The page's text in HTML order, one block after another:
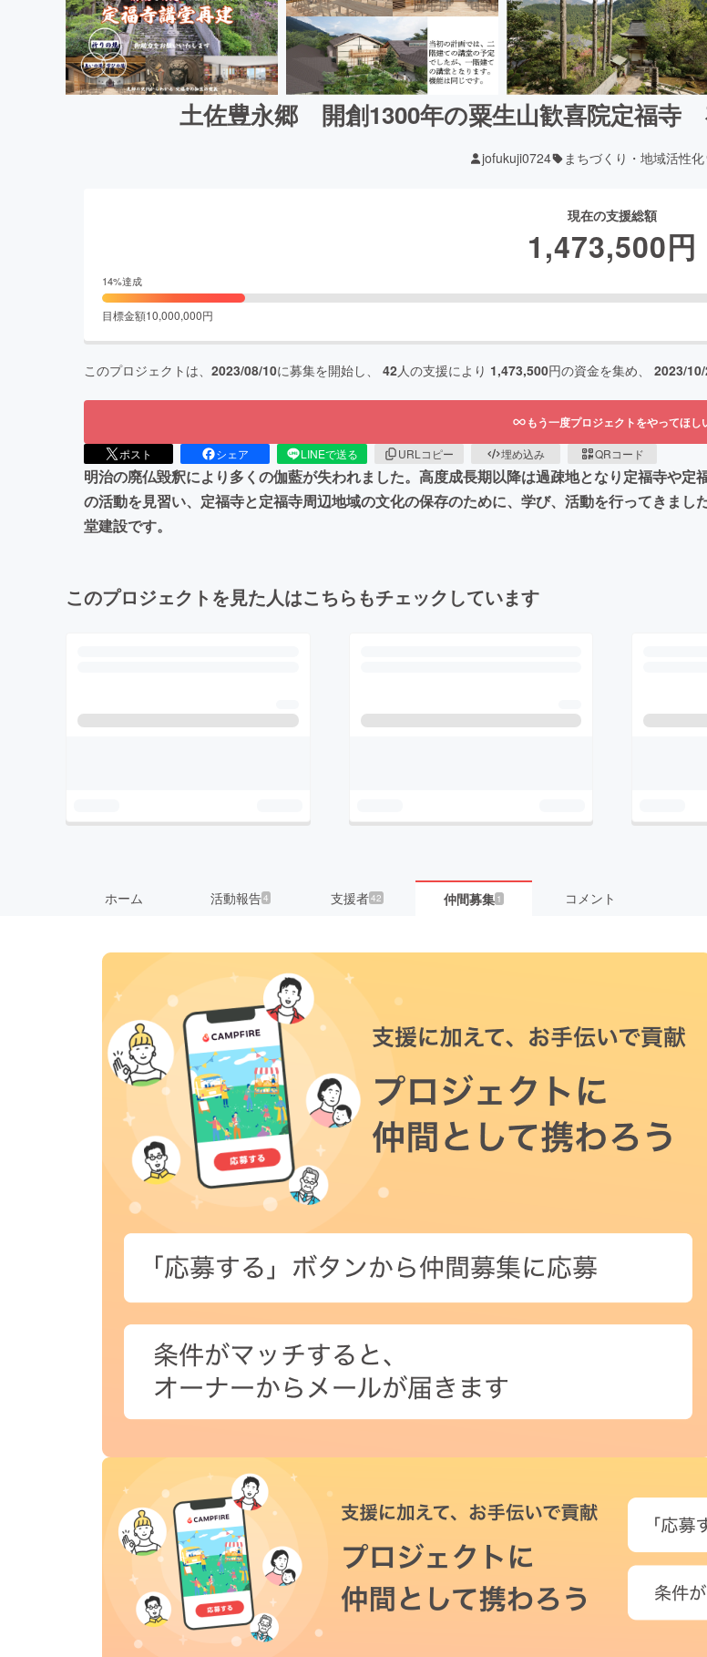
土佐豊永郷 開創1300年の粟生山歓喜院定福寺
jofukuji0724 まちづくり・地域活性化
現在の支援総額
1,473,500円
14%達成
目標金額10,000,000円
このプロジェクトは、 2023/08/10に募集を開始し、 42人の支援により 1,473,500円の資金を集め、 2023/
もう一度プロジェクトをやってほし
ポスト シェア LINEで送る URLコピー 埋め込み QRコード
明治の廃仏毀釈により多くの伽藍が失われました。高度成長期以降は過疎地となり定福寺や
の活動を見習い、定福寺と定福寺周辺地域の文化の保存のために、学び、活動を行ってきま
堂建設です。
このプロジェクトを見た人はこちらもチェックしています
ホーム 活動報告4 支援者42 仲間募集 1 コメント